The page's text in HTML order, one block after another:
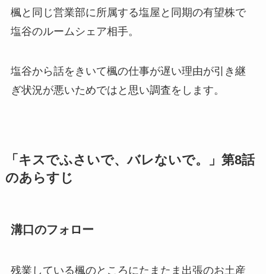
楓と同じ営業部に所属する塩屋と同期の有望株で
塩谷のルームシェア相手。
塩谷から話をきいて楓の仕事が遅い理由が引き継
ぎ状況が悪いためではと思い調査をします。
「キスでふさいで、バレないで。」第8話
のあらすじ
溝口のフォロー
残業している楓のところにたまたま出張のお土産